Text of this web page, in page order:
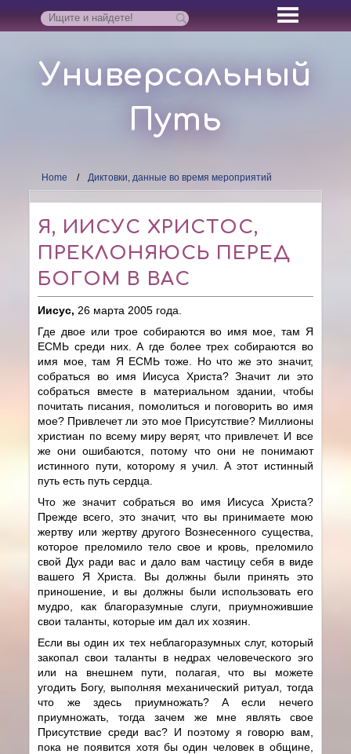
Универсальный
Путь
Home Диктовки, данные во время мероприятий
Я, ИИСУС ХРИСТОС,
ПРЕКЛОНЯЮСЬ ПЕРЕД
БОГОМ В ВАС
Иисус, 26 марта 2005 года.
Где двое или трое собираются во имя мое, там Я
ЕСМЬ среди них. А где более трех собираются во
имя мое, там Я ЕСМЬ тоже. Но что же это значит,
собраться во имя Иисуса Христа? Значит ли это
собраться вместе в материальном здании, чтобы
почитать писания, помолиться и поговорить во имя
мое? Привлечет ли это мое Присутствие? Миллионы
христиан по всему миру верят, что привлечет. И все
же они ошибаются, потому что они не понимают
истинного пути, которому я учил. А этот истинный
путь есть путь сердца.
Что же значит собраться во имя Иисуса Христа?
Прежде всего, это значит, что вы принимаете мою
жертву или жертву другого Вознесенного существа,
которое преломило тело свое и кровь, преломило
свой Дух ради вас и дало вам частицу себя в виде
вашего Я Христа. Вы должны были принять это
приношение, и вы должны были использовать его
мудро, как благоразумные слуги, приумножившие
свои таланты, которые им дал их хозяин.
Если вы один их тех неблагоразумных слуг, который
закопал свои таланты в недрах человеческого эго
или на внешнем пути, полагая, что вы можете
угодить Богу, выполняя механический ритуал, тогда
что же здесь приумножать? А если нечего
приумножать, тогда зачем же мне являть свое
Присутствие среди вас? И поэтому я говорю вам,
пока не появится хотя бы один человек в общине,